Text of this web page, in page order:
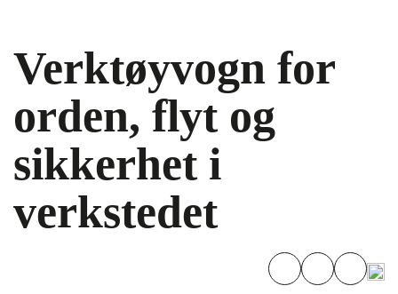
Verktøyvogn for
orden, flyt og
sikkerhet i
verkstedet